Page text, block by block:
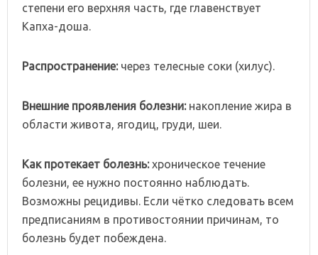
степени его верхняя часть, где главенствует
Капха-доша.
Распространение:через телесные соки (хилус).
Внешние проявления болезни:накопление жира в
области живота, ягодиц, груди, шеи.
Как протекает болезнь:хроническое течение
болезни, ее нужно постоянно наблюдать.
Возможны рецидивы. Если чётко следовать всем
предписаниям в противостоянии причинам, то
болезнь будет побеждена.